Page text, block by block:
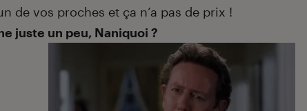
de vos proches et ça n’a pas de prix !
juste un peu, Naniquoi ?